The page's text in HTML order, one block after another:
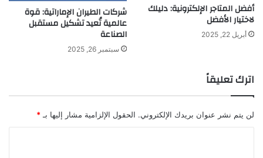
أفضل المتاجر الإلكترونية: دليلك
لاختيار الأفضل
أبريل 22, 2025
شركات الطيران الإماراتية: قوة
عالمية تُعيد تشكيل مستقبل
الصناعة
سبتمبر 26, 2025
اترك تعليقاً
لن يتم نشر عنوان بريدك الإلكتروني. الحقول الإلزامية مشار إليها بـ *